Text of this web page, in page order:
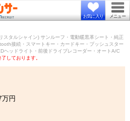
お気に入り メニュー
タルシャイン) サンルーフ・電動暖黒革シート・純正
接続・スマートキー・カードキー・プッシュスター
ヘッドライト・前後ドライブレコーダー・オートA/C
しております。
万円